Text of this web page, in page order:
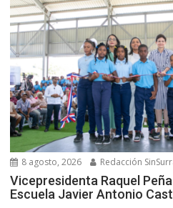
8 agosto, 2026 Redacción
Vicepresidenta Raquel
Escuela Javier Antonio